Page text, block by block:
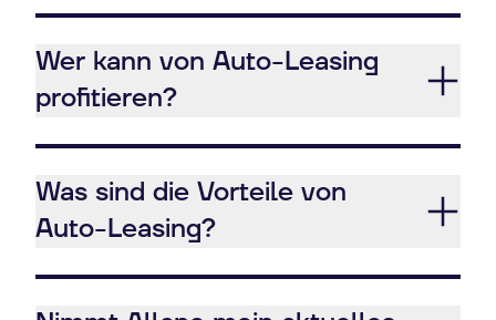
Wer kann von Auto-Leasing
profitieren?
Was sind die Vorteile von
Auto-Leasing?